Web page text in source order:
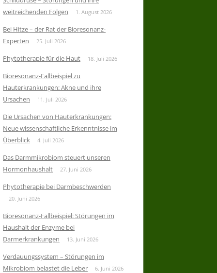
weitreichenden Folgen
1. August 2026
Bei Hitze – der Rat der Bioresonanz-
Experten
25. Juli 2026
Phytotherapie für die Haut 18. Juli 2026
Bioresonanz-Fallbeispiel zu
Hauterkrankungen: Akne und ihre
Ursachen
11. Juli 2026
Die Ursachen von Hauterkrankungen:
Neue wissenschaftliche Erkenntnisse im
Überblick
4. Juli 2026
Das Darmmikrobiom steuert unseren
Hormonhaushalt
27. Juni 2026
Phytotherapie bei Darmbeschwerden
20. Juni 2026
Bioresonanz-Fallbeispiel: Störungen im
Haushalt der Enzyme bei
Darmerkrankungen
13. Juni 2026
Verdauungssystem – Störungen im
Mikrobiom belastet die Leber
6. Juni 2026